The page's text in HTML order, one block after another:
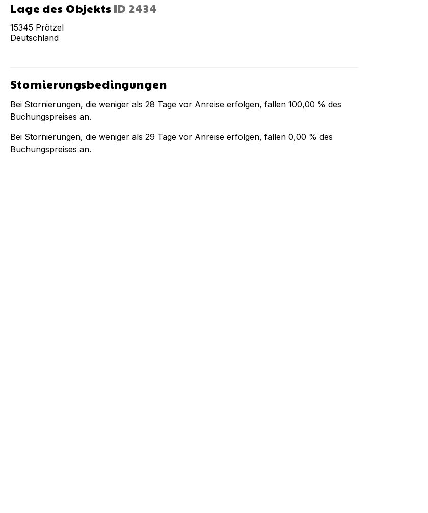
Lage des Objekts ID 2434
15345 Prötzel
Deutschland
Stornierungsbedingungen
Bei Stornierungen, die weniger als 28 Tage vor Anreise erfolgen, fallen 100,00 % des
Buchungspreises an.
Bei Stornierungen, die weniger als 29 Tage vor Anreise erfolgen, fallen 0,00 % des
Buchungspreises an.